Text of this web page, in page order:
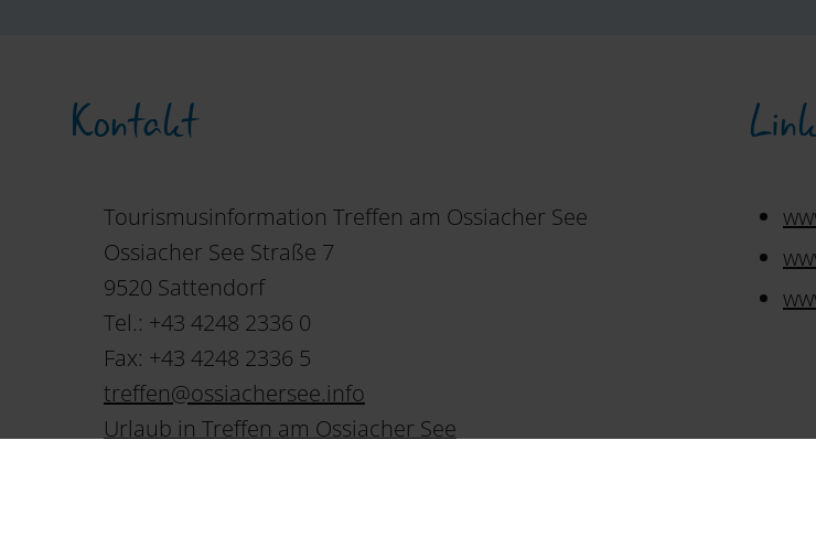
Kontakt
Tourismusinformation Treffen am Ossiacher See
Ossiacher See Straße 7
9520 Sattendorf
Tel.: +43 4248 2336 0
Fax: +43 4248 2336 5
treffen@ossiachersee.info
Urlaub in Treffen am Ossiacher See